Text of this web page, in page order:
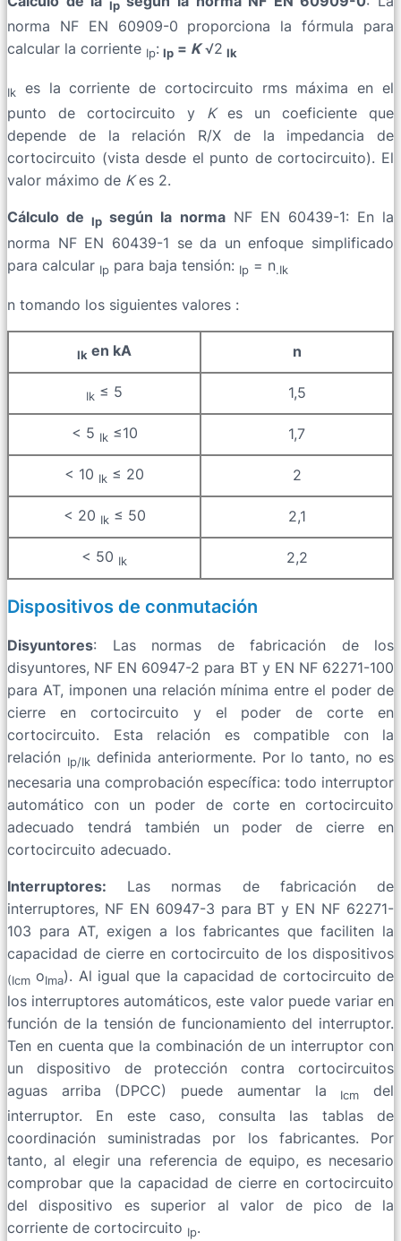
Ip
norma NF EN 60909-0 proporciona la fórmula para
calcular la corriente Ip: Ip = K√2 Ik
Ik
es la corriente de cortocircuito rms máxima en el
punto de cortocircuito y Kes un coeficiente que
depende de la relación R/X de la impedancia de
cortocircuito (vista desde el punto de cortocircuito). El
valor máximo de Kes 2.
Cálculo deIp según la normaNF EN 60439-1: En la
norma NF EN 60439-1 se da un enfoque simplificado
para calcular Ip para baja tensión: Ip = n.Ik
n tomando los siguientes valores :
Ik en kA n
Ik ≤ 5 1,5
< 5 Ik≤10 1,7
< 10 Ik ≤ 20 2
< 20 Ik≤ 50 2,1
< 50 Ik 2,2
Dispositivos de conmutación
Disyuntores: Las normas de fabricación de los
disyuntores, NF EN 60947-2 para BT y EN NF 62271-100
para AT, imponen una relación mínima entre el poder de
cierre en cortocircuito y el poder de corte en
cortocircuito. Esta relación es compatible con la
relación Ip/Ikdefinida anteriormente. Por lo tanto, no es
necesaria una comprobación específica: todo interruptor
automático con un poder de corte en cortocircuito
adecuado tendrá también un poder de cierre en
cortocircuito adecuado.
Interruptores: Las normas de fabricación de
interruptores, NF EN 60947-3 para BT y EN NF 62271-
103 para AT, exigen a los fabricantes que faciliten la
capacidad de cierre en cortocircuito de los dispositivos
(Icm oIma). Al igual que la capacidad de cortocircuito de
los interruptores automáticos, este valor puede variar en
función de la tensión de funcionamiento del interruptor.
Ten en cuenta que la combinación de un interruptor con
un dispositivo de protección contra cortocircuitos
aguas arriba (DPCC) puede aumentar la
Icm
del
interruptor. En este caso, consulta las tablas de
coordinación suministradas por los fabricantes. Por
tanto, al elegir una referencia de equipo, es necesario
comprobar que la capacidad de cierre en cortocircuito
del dispositivo es superior al valor de pico de la
corriente de cortocircuito Ip.